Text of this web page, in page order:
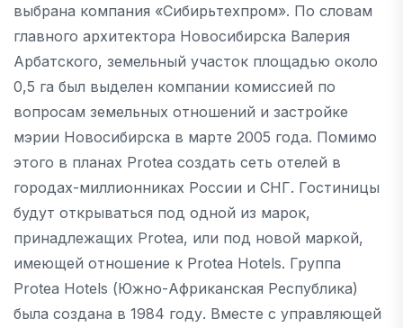
выбрана компания «Сибирьтехпром». По словам
главного архитектора Новосибирска Валерия
Арбатского, земельный участок площадью около
0,5 га был выделен компании комиссией по
вопросам земельных отношений и застройке
мэрии Новосибирска в марте 2005 года. Помимо
этого в планах Protea создать сеть отелей в
городах-миллионниках России и СНГ. Гостиницы
будут открываться под одной из марок,
принадлежащих Protea, или под новой маркой,
имеющей отношение к Protea Hotels. Группа
Protea Hotels (Южно-Африканская Республика)
была создана в 1984 году. Вместе с управляющей